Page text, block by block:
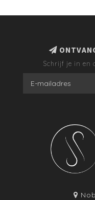
Schrijf je in en